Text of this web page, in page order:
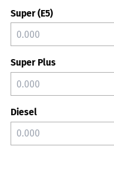
Super (E5)
Super Plus
Diesel